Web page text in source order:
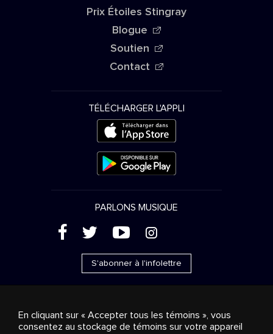
Prix Étoiles Stingray
Blogue
Soutien
Contact
TÉLÉCHARGER L'APPLI
PARLONS MUSIQUE
( ' + &
S'abonner à l'infolettre
Ventes publicitaires Diffusion & distribution
En cliquant sur « Accepter tous les témoins », vous
consentez au stockage de témoins sur votre appareil